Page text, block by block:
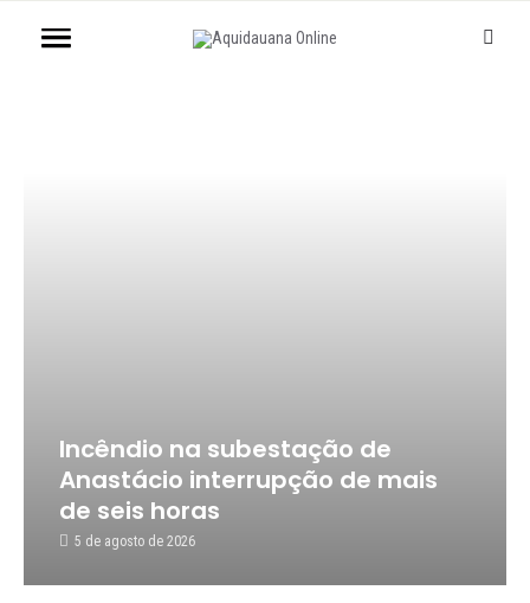
Incêndio na subestação de
Anastácio interrupção de mais
de seis horas
5 de agosto de 2026